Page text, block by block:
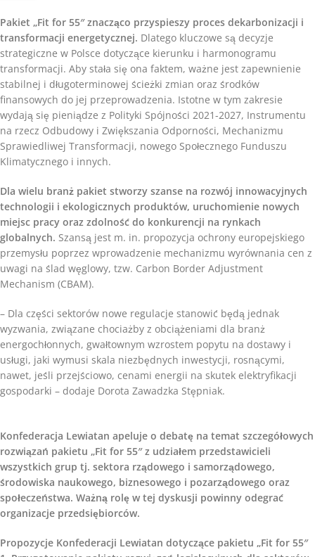
Pakiet „Fit for 55″ znacząco przyspieszy proces dekarbonizacji i
transformacji energetycznej. Dlatego kluczowe są decyzje
strategiczne w Polsce dotyczące kierunku i harmonogramu
transformacji. Aby stała się ona faktem, ważne jest zapewnienie
stabilnej i długoterminowej ścieżki zmian oraz środków
finansowych do jej przeprowadzenia. Istotne w tym zakresie
wydają się pieniądze z Polityki Spójności 2021-2027, Instrumentu
na rzecz Odbudowy i Zwiększania Odporności, Mechanizmu
Sprawiedliwej Transformacji, nowego Społecznego Funduszu
Klimatycznego i innych.
Dla wielu branż pakiet stworzy szanse na rozwój innowacyjnych
technologii i ekologicznych produktów, uruchomienie nowych
miejsc pracy oraz zdolność do konkurencji na rynkach
globalnych. Szansą jest m. in. propozycja ochrony europejskiego
przemysłu poprzez wprowadzenie mechanizmu wyrównania cen z
uwagi na ślad węglowy, tzw. Carbon Border Adjustment
Mechanism (CBAM).
– Dla części sektorów nowe regulacje stanowić będą jednak
wyzwania, związane chociażby z obciążeniami dla branż
energochłonnych, gwałtownym wzrostem popytu na dostawy i
usługi, jaki wymusi skala niezbędnych inwestycji, rosnącymi,
nawet, jeśli przejściowo, cenami energii na skutek elektryfikacji
gospodarki – dodaje Dorota Zawadzka Stępniak.
Konfederacja Lewiatan apeluje o debatę na temat szczegółowych
rozwiązań pakietu „Fit for 55″ z udziałem przedstawicieli
wszystkich grup tj. sektora rządowego i samorządowego,
środowiska naukowego, biznesowego i pozarządowego oraz
społeczeństwa. Ważną rolę w tej dyskusji powinny odegrać
organizacje przedsiębiorców.
Propozycje Konfederacji Lewiatan dotyczące pakietu „Fit for 55″